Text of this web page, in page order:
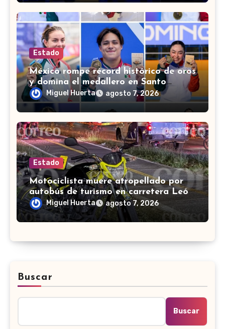
Estado
México rompe récord histórico de oros
y domina el medallero en Santo
Domingo 2026
Miguel Huerta agosto 7, 2026
Estado
Motociclista muere atropellado por
autobús de turismo en carretera León-
San Francisco del Rincón
Miguel Huerta agosto 7, 2026
Buscar
Buscar